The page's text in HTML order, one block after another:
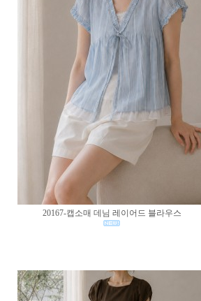
20167-캡소매 데님 레이어드 블라우스